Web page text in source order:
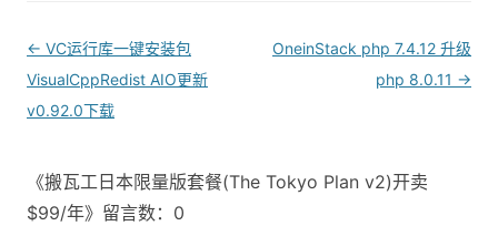
Post
navigation
← VC运行库一键安装包
VisualCppRedist AIO更新
v0.92.0下载
OneinStack php 7.4.12 升级
php 8.0.11 →
《搬瓦工日本限量版套餐(The Tokyo Plan v2)开卖
$99/年》留言数：0